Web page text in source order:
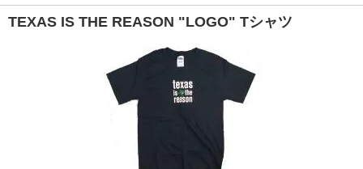
TEXAS IS THE REASON "LOGO" Tシャツ